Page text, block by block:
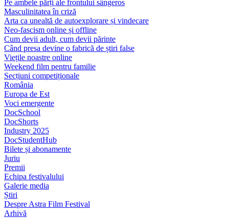
Pe ambele părți ale frontului sângeros
Masculinitatea în criză
Arta ca unealtă de autoexplorare și vindecare
Neo-fascism online și offline
Cum devii adult, cum devii părinte
Când presa devine o fabrică de știri false
Viețile noastre online
Weekend film pentru familie
Secțiuni competiționale
România
Europa de Est
Voci emergente
DocSchool
DocShorts
Industry 2025
DocStudentHub
Bilete și abonamente
Juriu
Premii
Echipa festivalului
Galerie media
Știri
Despre Astra Film Festival
Arhivă